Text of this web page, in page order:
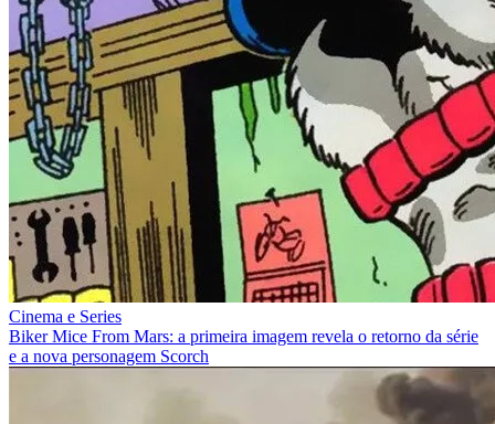
Cinema e Series
Biker Mice From Mars: a primeira imagem revela o retorno da série
e a nova personagem Scorch